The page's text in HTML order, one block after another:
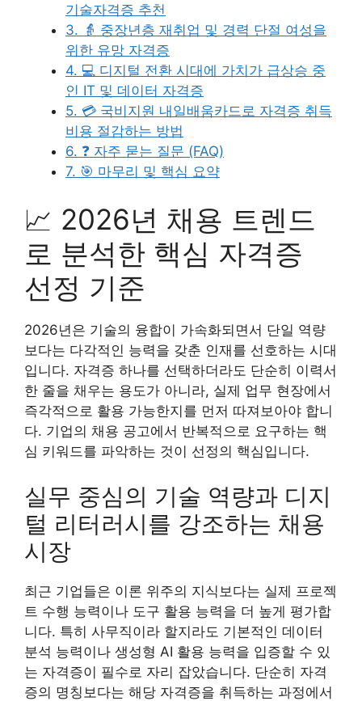
기술자격증 추천
3. 👵 중장년층 재취업 및 경력 단절 여성을
위한 유망 자격증
4. 💻 디지털 전환 시대에 가치가 급상승 중
인 IT 및 데이터 자격증
5. 💳 국비지원 내일배움카드로 자격증 취득
비용 절감하는 방법
6. ❓ 자주 묻는 질문 (FAQ)
7. 🎯 마무리 및 핵심 요약
📈 2026년 채용 트렌드
로 분석한 핵심 자격증
선정 기준
2026년은 기술의 융합이 가속화되면서 단일 역량
보다는 다각적인 능력을 갖춘 인재를 선호하는 시대
입니다. 자격증 하나를 선택하더라도 단순히 이력서
한 줄을 채우는 용도가 아니라, 실제 업무 현장에서
즉각적으로 활용 가능한지를 먼저 따져보아야 합니
다. 기업의 채용 공고에서 반복적으로 요구하는 핵
심 키워드를 파악하는 것이 선정의 핵심입니다.
실무 중심의 기술 역량과 디지
털 리터러시를 강조하는 채용
시장
최근 기업들은 이론 위주의 지식보다는 실제 프로젝
트 수행 능력이나 도구 활용 능력을 더 높게 평가합
니다. 특히 사무직이라 할지라도 기본적인 데이터
분석 능력이나 생성형 AI 활용 능력을 입증할 수 있
는 자격증이 필수로 자리 잡았습니다. 단순히 자격
증의 명칭보다는 해당 자격증을 취득하는 과정에서